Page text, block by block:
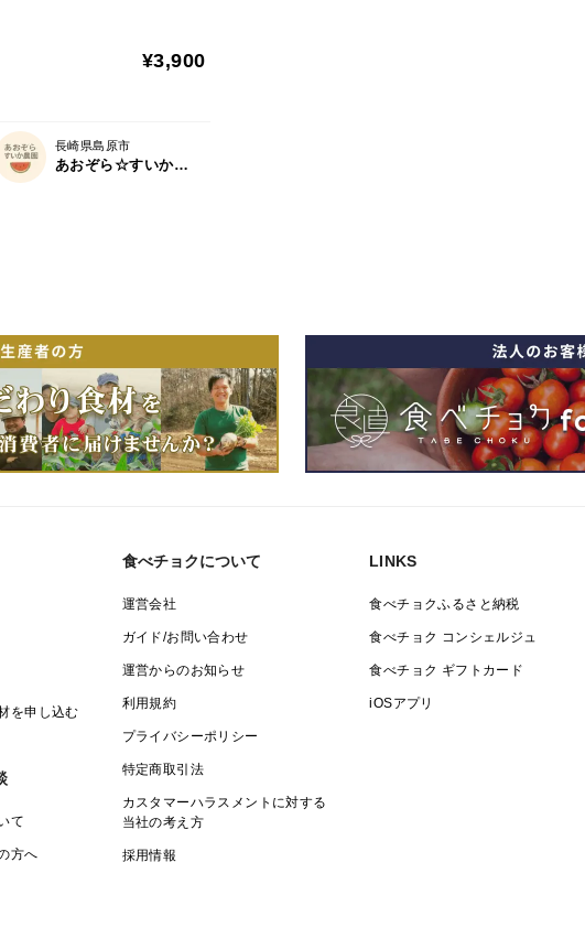
¥3,900
長崎県島原市
あおぞら☆すいか農園
を申し込む
て
方へ
食べチョクについて
運営会社
ガイド/お問い合わせ
運営からのお知らせ
利用規約
プライバシーポリシー
特定商取引法
カスタマーハラスメントに対する
当社の考え方
採用情報
LINKS
食べチョクふるさと納税
食べチョク コンシェルジュ
食べチョク ギフトカード
iOSアプリ